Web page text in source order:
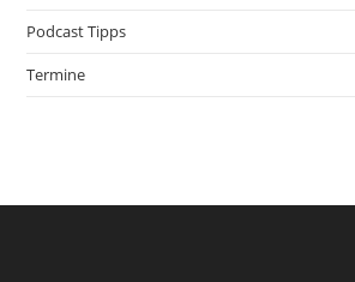
Podcast Tipps
Termine